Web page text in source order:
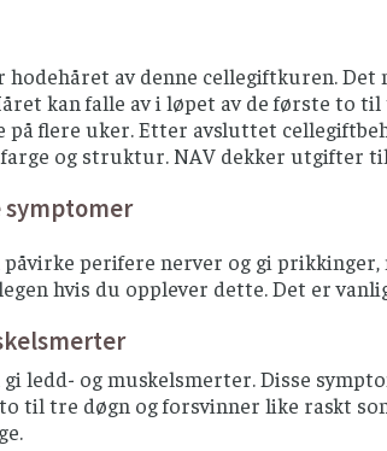
hodehåret av denne cellegiftkuren.
kan falle av i løpet av de første to
på flere uker. Etter avsluttet
og struktur. NAV dekker utgifter
symptomer
påvirke perifere nerver og gi
hvis du opplever dette. Det er
gi ledd- og muskelsmerter. Disse
til tre døgn og forsvinner like raskt